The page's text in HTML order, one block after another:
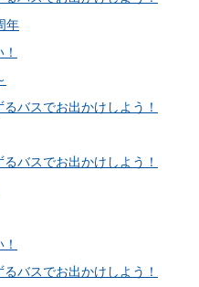
年
バスでお出かけしよう！
バスでお出かけしよう！
バスでお出かけしよう！